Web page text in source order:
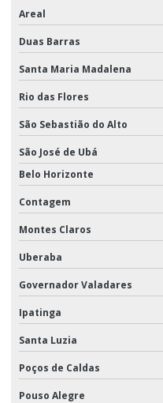
Areal
Duas Barras
Santa Maria Madalena
Rio das Flores
São Sebastião do Alto
São José de Ubá
Belo Horizonte
Contagem
Montes Claros
Uberaba
Governador Valadares
Ipatinga
Santa Luzia
Poços de Caldas
Pouso Alegre